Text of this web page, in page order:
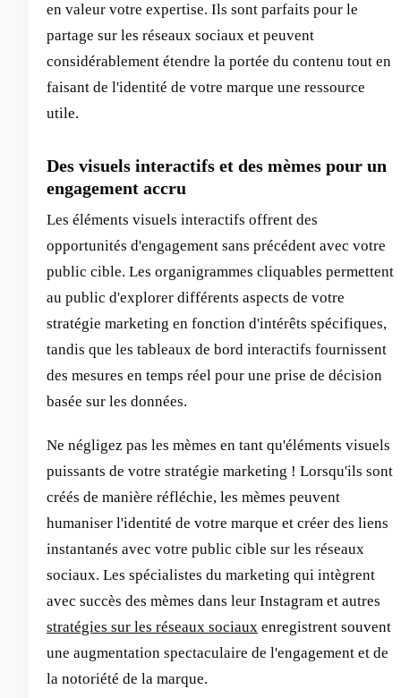
en valeur votre expertise. Ils sont parfaits pour le
partage sur les réseaux sociaux et peuvent
considérablement étendre la portée du contenu tout en
faisant de l'identité de votre marque une ressource
utile.
Des visuels interactifs et des mèmes pour un
engagement accru
Les éléments visuels interactifs offrent des
opportunités d'engagement sans précédent avec votre
public cible. Les organigrammes cliquables permettent
au public d'explorer différents aspects de votre
stratégie marketing en fonction d'intérêts spécifiques,
tandis que les tableaux de bord interactifs fournissent
des mesures en temps réel pour une prise de décision
basée sur les données.
Ne négligez pas les mèmes en tant qu'éléments visuels
puissants de votre stratégie marketing ! Lorsqu'ils sont
créés de manière réfléchie, les mèmes peuvent
humaniser l'identité de votre marque et créer des liens
instantanés avec votre public cible sur les réseaux
sociaux. Les spécialistes du marketing qui intègrent
avec succès des mèmes dans leur Instagram et autres
stratégies sur les réseaux sociaux enregistrent souvent
une augmentation spectaculaire de l'engagement et de
la notoriété de la marque.